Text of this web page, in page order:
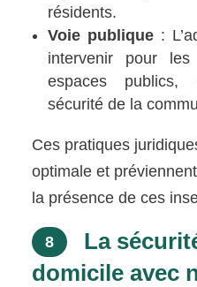
résidents.
Voie publique :
intervenir pour
espaces publics,
sécurité de la
Ces pratiques
optimale et
la présence de ces
8
La
domicile avec